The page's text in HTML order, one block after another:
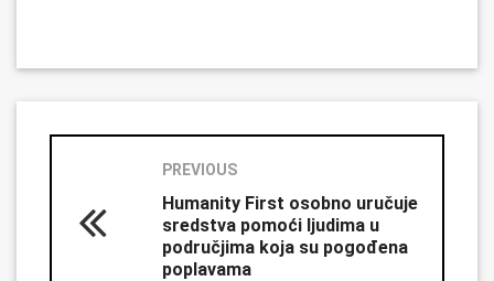
PREVIOUS
Humanity First osobno uručuje
sredstva pomoći ljudima u
područjima koja su pogođena
poplavama